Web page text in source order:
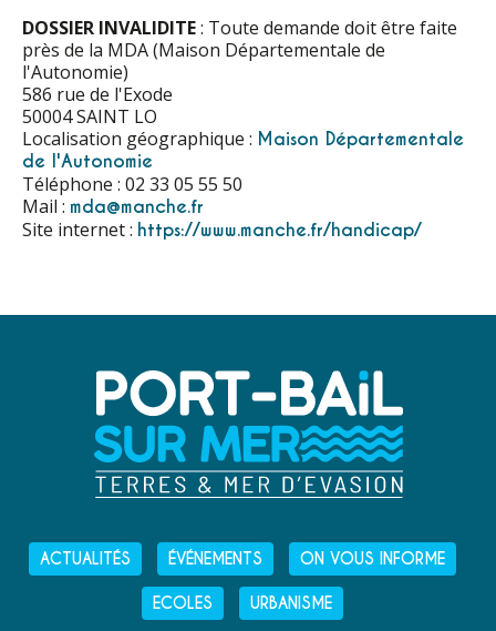
DOSSIER INVALIDITE: Toute demande doit être faite
près de la MDA (Maison Départementale de
l'Autonomie)
586 rue de l'Exode
50004 SAINT LO
Localisation géographique : Maison Départementale
de l'Autonomie
Téléphone : 02 33 05 55 50
Mail : mda@manche.fr
Site internet : https://www.manche.fr/handicap/
ACTUALITÉS ÉVÉNEMENTS ON VOUS INFORME
ECOLES URBANISME